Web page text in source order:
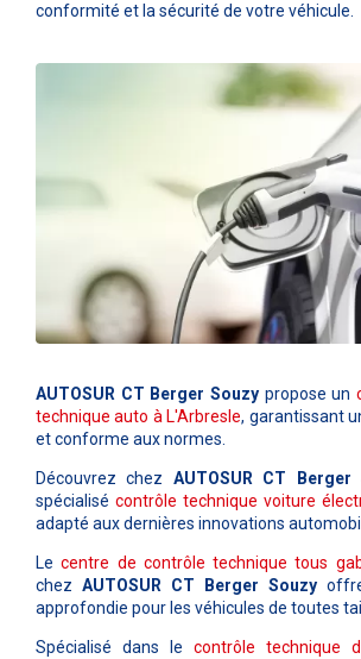
conformité et la sécurité de votre véhicule.
AUTOSUR CT Berger Souzypropose un
technique auto à L'Arbresle, garantissant
et conforme aux normes.
Découvrez chez AUTOSUR CT Berger
spécialisé contrôle technique voiture
adapté aux dernières innovations
Lecentre de contrôle technique tous
chez AUTOSUR CT Berger Souzy
approfondie pour les véhicules de toutes
Spécialisé dans le contrôle technique